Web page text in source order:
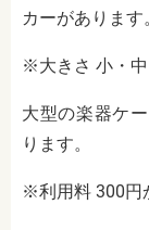
カーがあります
※大きさ 小・
大型の楽器ケ
ります。
※利用料 300円